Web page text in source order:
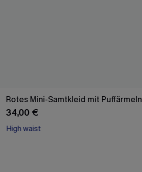
Rotes Mini-Samtkleid mit Puffärmeln
34,00 €
High waist